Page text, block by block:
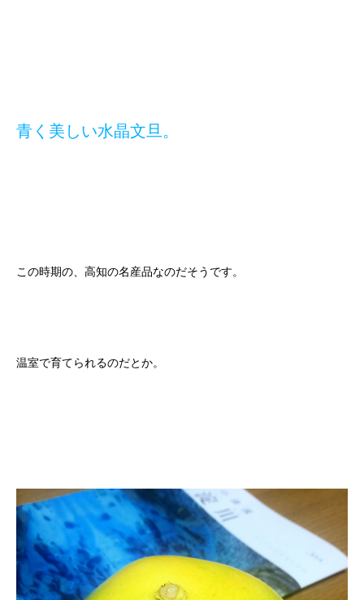
青く美しい水晶文旦。
この時期の、高知の名産品なのだそうです。
温室で育てられるのだとか。